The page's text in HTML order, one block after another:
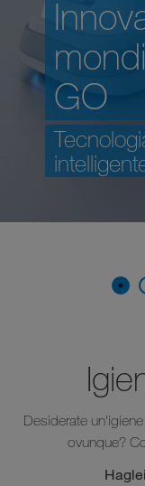
GO
Desiderate
ovunque?